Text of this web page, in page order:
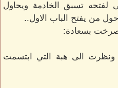
تسبق الخادمة ويحاول
من يفتح الباب الاول..
بسعادة:
الى هبة التي ابتسمت